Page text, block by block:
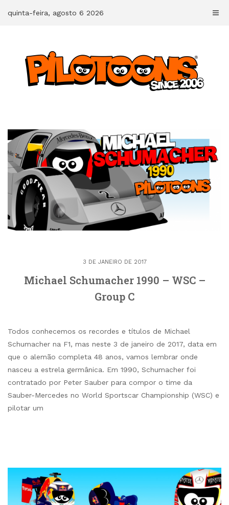
quinta-feira, agosto 6 2026
3 DE JANEIRO DE 2017
Michael Schumacher 1990 – WSC –
Group C
Todos conhecemos os recordes e títulos de Michael
Schumacher na F1, mas neste 3 de janeiro de 2017, data em
que o alemão completa 48 anos, vamos lembrar onde
nasceu a estrela germânica. Em 1990, Schumacher foi
contratado por Peter Sauber para compor o time da
Sauber-Mercedes no World Sportscar Championship (WSC) e
pilotar um